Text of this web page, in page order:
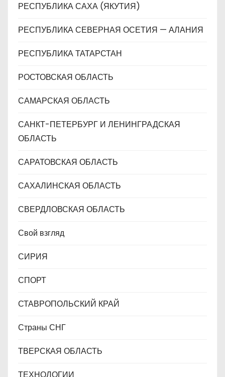
РЕСПУБЛИКА САХА (ЯКУТИЯ)
РЕСПУБЛИКА СЕВЕРНАЯ ОСЕТИЯ — АЛАНИЯ
РЕСПУБЛИКА ТАТАРСТАН
РОСТОВСКАЯ ОБЛАСТЬ
САМАРСКАЯ ОБЛАСТЬ
САНКТ-ПЕТЕРБУРГ И ЛЕНИНГРАДСКАЯ
ОБЛАСТЬ
САРАТОВСКАЯ ОБЛАСТЬ
САХАЛИНСКАЯ ОБЛАСТЬ
СВЕРДЛОВСКАЯ ОБЛАСТЬ
Свой взгляд
СИРИЯ
СПОРТ
СТАВРОПОЛЬСКИЙ КРАЙ
Страны СНГ
ТВЕРСКАЯ ОБЛАСТЬ
ТЕХНОЛОГИИ